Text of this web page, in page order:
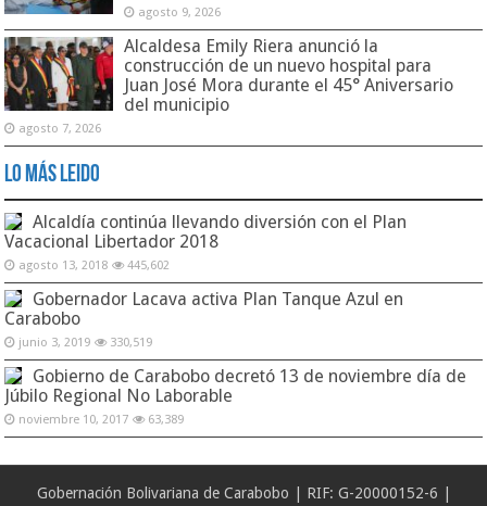
agosto 9, 2026
Alcaldesa Emily Riera anunció la
construcción de un nuevo hospital para
Juan José Mora durante el 45° Aniversario
del municipio
agosto 7, 2026
Lo Más Leido
Alcaldía continúa llevando diversión con el Plan
Vacacional Libertador 2018
agosto 13, 2018 445,602
Gobernador Lacava activa Plan Tanque Azul en
Carabobo
junio 3, 2019 330,519
Gobierno de Carabobo decretó 13 de noviembre día de
Júbilo Regional No Laborable
noviembre 10, 2017 63,389
Gobernación Bolivariana de Carabobo | RIF: G-20000152-6 |